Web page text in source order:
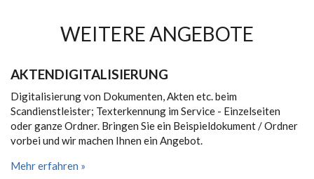
WEITERE ANGEBOTE
AKTENDIGITALISIERUNG
Digitalisierung von Dokumenten, Akten etc. beim
Scandienstleister; Texterkennung im Service - Einzelseiten
oder ganze Ordner. Bringen Sie ein Beispieldokument / Ordner
vorbei und wir machen Ihnen ein Angebot.
Mehr erfahren »